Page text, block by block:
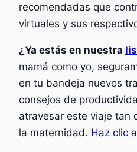
recomendadas que
virtuales y sus
¿Ya estás en nuestra
mamá como yo,
en tu bandeja nuevos
consejos de
atravesar este viaje tan
la maternidad. Haz clic